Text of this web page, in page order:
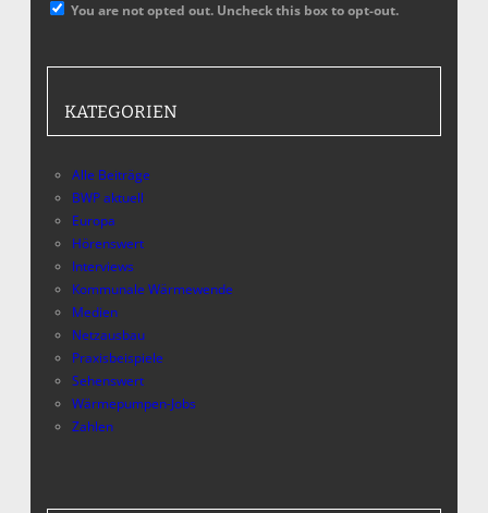
You are not opted out. Uncheck this box to opt-out.
KATEGORIEN
Alle Beiträge
BWP aktuell
Europa
Hörenswert
Interviews
Kommunale Wärmewende
Medien
Netzausbau
Praxisbeispiele
Sehenswert
Wärmepumpen-Jobs
Zahlen